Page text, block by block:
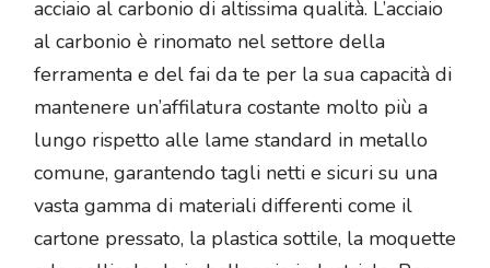
acciaio al carbonio di altissima qualità. L’acciaio
al carbonio è rinomato nel settore della
ferramenta e del fai da te per la sua capacità di
mantenere un’affilatura costante molto più a
lungo rispetto alle lame standard in metallo
comune, garantendo tagli netti e sicuri su una
vasta gamma di materiali differenti come il
cartone pressato, la plastica sottile, la moquette